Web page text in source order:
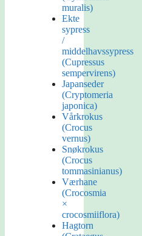
muralis)
Ekte
sypress
/
middelhavssypress
(Cupressus
sempervirens)
Japanseder
(Cryptomeria
japonica)
Vårkrokus
(Crocus
vernus)
Snøkrokus
(Crocus
tommasinianus)
Værhane
(Crocosmia
×
crocosmiiflora)
Hagtorn